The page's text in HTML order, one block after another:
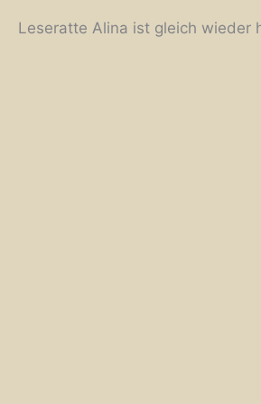
Leseratte Alina ist gleich wieder